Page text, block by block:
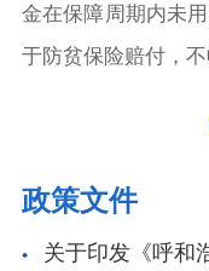
金在保障周期内未
于防贫保险赔付，不
政策文件
关于印发《呼和